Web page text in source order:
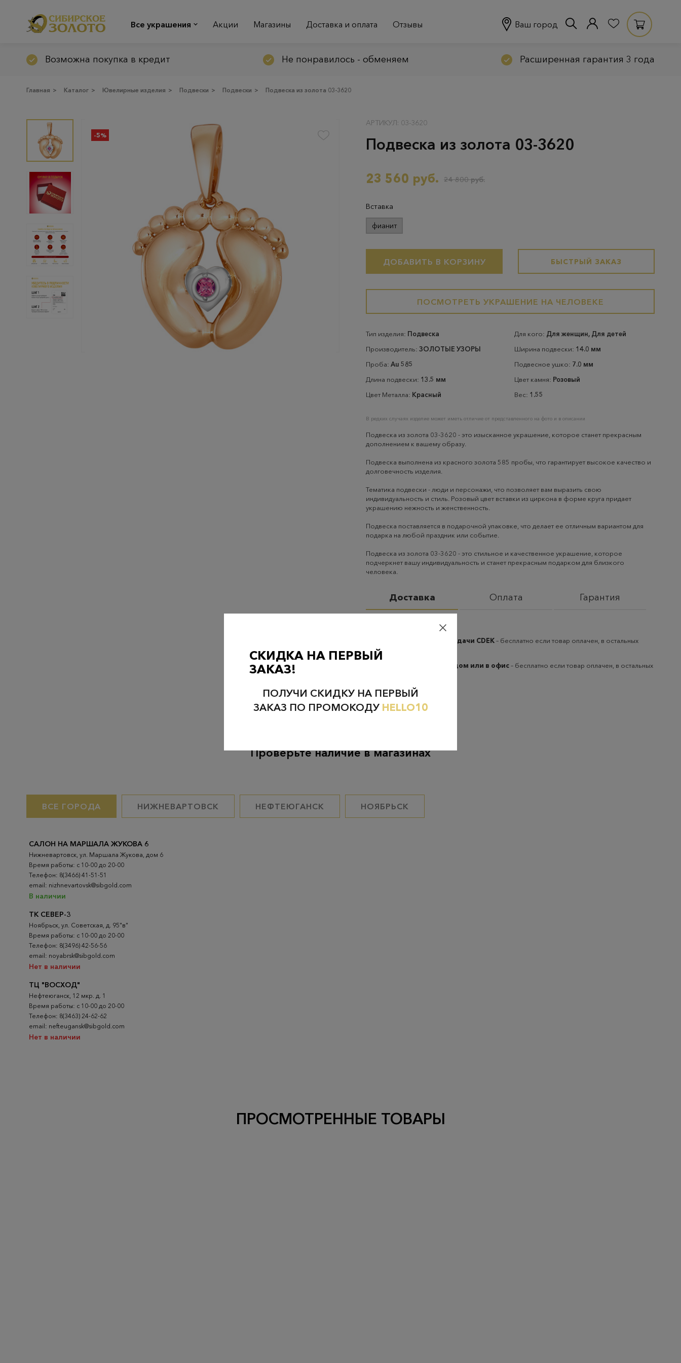
Все украшения Акции Магазины Доставка и оплата Отзывы Ваш город
Возможна покупка в кредит Не понравилось - обменяем Расширенная гарантия 3 года
Главная > Каталог > Ювелирные изделия > Подвески > Подвески > Подвеска из золота 03-3620
-5%
АРТИКУЛ: 03-3620
Подвеска из золота 03-3620
23 560 руб. 24 800 руб.
Вставка
фианит
ДОБАВИТЬ В КОРЗИНУ БЫСТРЫЙ ЗАКАЗ
ПОСМОТРЕТЬ УКРАШЕНИЕ НА ЧЕЛОВЕКЕ
Тип изделия: Подвеска
Производитель: ЗОЛОТЫЕ УЗОРЫ
Проба: Au 585
Длина подвески: 13.5 мм
Цвет Металла: Красный
Для кого: Для женщин, Для детей
Ширина подвески: 14.0 мм
Подвесное ушко: 7.0 мм
Цвет камня: Розовый
Вес: 1.55
В редких случаях изделие может иметь отличие от представленного на фото и в описании
Подвеска из золота 03-3620 - это изысканное украшение, которое станет прекрасным
дополнением к вашему образу.
Подвеска выполнена из красного золота 585 пробы, что гарантирует высокое качество и
долговечность изделия.
Тематика подвески - люди и персонажи, что позволяет вам выразить свою
индивидуальность и стиль. Розовый цвет вставки из циркона в форме круга придает
украшению нежность и женственность.
Подвеска поставляется в подарочной упаковке, что делает ее отличным вариантом для
подарка на любой праздник или событие.
Подвеска из золота 03-3620 - это стильное и качественное украшение, которое
подчеркнет вашу индивидуальность и станет прекрасным подарком для близкого
человека.
Доставка Оплата Гарантия
– бесплатно
Самовывоз из пунктов выдачи CDEK– бесплатно если товар оплачен, в остальных
случаях 300 руб.
Курьерская доставка на дом или в офис– бесплатно если товар оплачен, в остальных
Проверьте наличие в магазинах
ВСЕ ГОРОДА НИЖНЕВАРТОВСК НЕФТЕЮГАНСК НОЯБРЬСК
ТК СЕВЕР-3
Ноябрьск, ул. Советская, д. 95"в"
Время работы: с 10-00 до 20-00
Телефон: 8(3496) 42-56-56
email: noyabrsk@sibgold.com
Нет в наличии
ТЦ "ВОСХОД"
Нефтеюганск, 12 мкр. д. 1
Время работы: с 10-00 до 20-00
Телефон: 8(3463) 24-62-62
email: nefteugansk@sibgold.com
Нет в наличии
САЛОН НА МАРШАЛА ЖУКОВА 6
Нижневартовск, ул. Маршала Жукова, дом 6
Время работы: с 10-00 до 20-00
Телефон: 8(3466) 41-51-51
email: nizhnevartovsk@sibgold.com
В наличии
ПРОСМОТРЕННЫЕ ТОВАРЫ
СКИДКА НА ПЕРВЫЙ
ЗАКАЗ!
ПОЛУЧИ СКИДКУ НА ПЕРВЫЙ
ЗАКАЗ ПО ПРОМОКОДУ HELLO10